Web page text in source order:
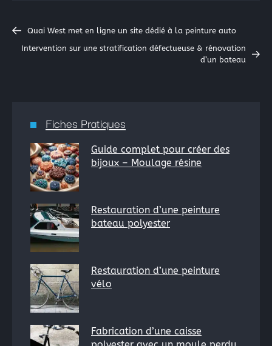
Quai West met en ligne un site dédié à la peinture auto
Intervention sur une stratification défectueuse & rénovation
d’un bateau
Fiches Pratiques
Guide complet pour créer des
bijoux – Moulage résine
Restauration d’une peinture
bateau polyester
Restauration d’une peinture
vélo
Fabrication d’une caisse